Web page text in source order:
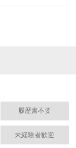
履歴書不要
未経験者歓迎